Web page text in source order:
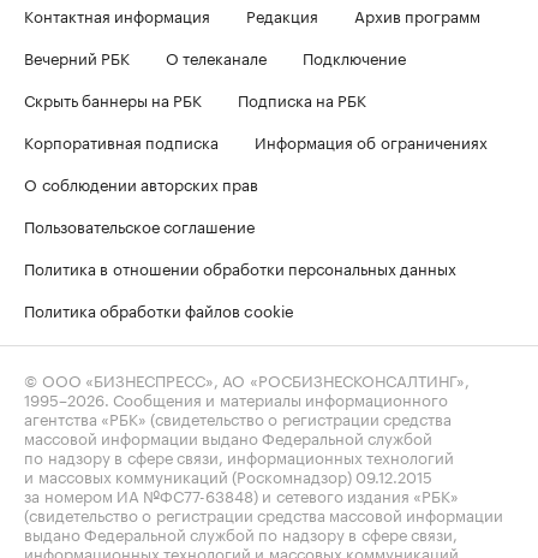
Контактная информация Редакция
Архив программ
Вечерний РБК
О телеканале
Подключение
Скрыть баннеры на РБК
Подписка на РБК
Корпоративная подписка
Информация об ограничениях
О соблюдении авторских прав
Пользовательское соглашение
Политика в отношении обработки персональных данных
Политика обработки файлов cookie
© ООО «БИЗНЕСПРЕСС», АО «РОСБИЗНЕСКОНСАЛТИНГ»,
1995–2026 . Сообщения и материалы информационного
агентства «РБК» (свидетельство о регистрации средства
массовой информации выдано Федеральной службой
по надзору в сфере связи, информационных технологий
и массовых коммуникаций (Роскомнадзор) 09.12.2015
за номером ИА №ФС77-63848) и сетевого издания «РБК»
(свидетельство о регистрации средства массовой информации
выдано Федеральной службой по надзору в сфере связи,
информационных технологий и массовых коммуникаций